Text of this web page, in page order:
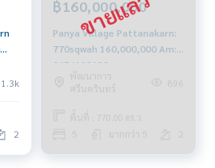
1.3k
2
฿160,000,000
Panya Village Pattanakarn:
770sqwah 160,000,000 Am:
0656199198
พัฒนาการ
ศรีนครินทร์
896
พื้นที่ : 770.00 ตร.ว.
5 มากกว่า 5